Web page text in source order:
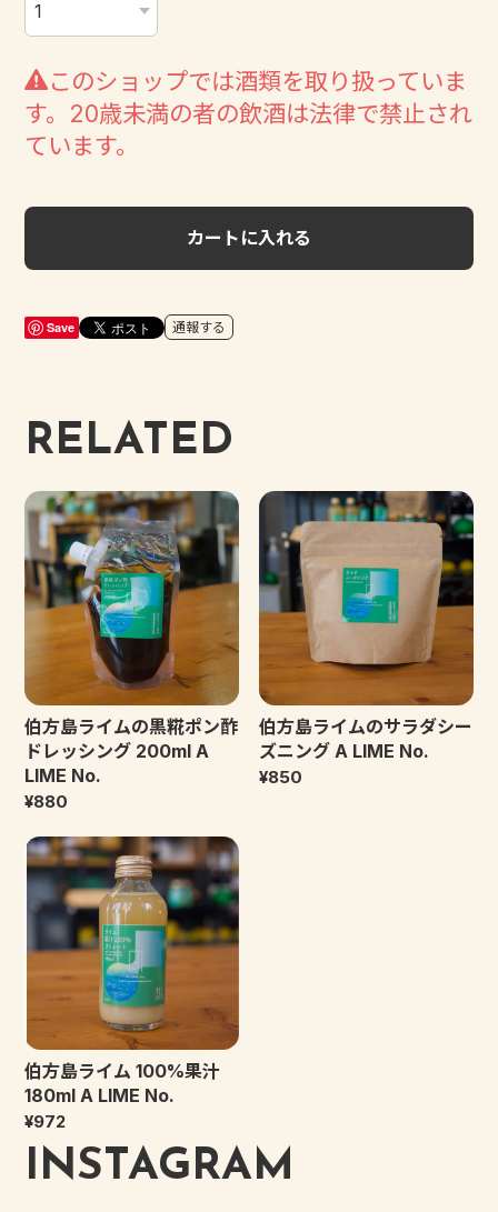
このショップでは酒類を取り扱っていま
す。20歳未満の者の飲酒は法律で禁止され
ています。
カートに入れる
Save 通報する
RELATED
伯方島ライムの黒糀ポン酢
ドレッシング 200ml A
LIME No.
¥880
伯方島ライムのサラダシー
ズニング A LIME No.
¥850
伯方島ライム 100%果汁
180ml A LIME No.
¥972
INSTAGRAM